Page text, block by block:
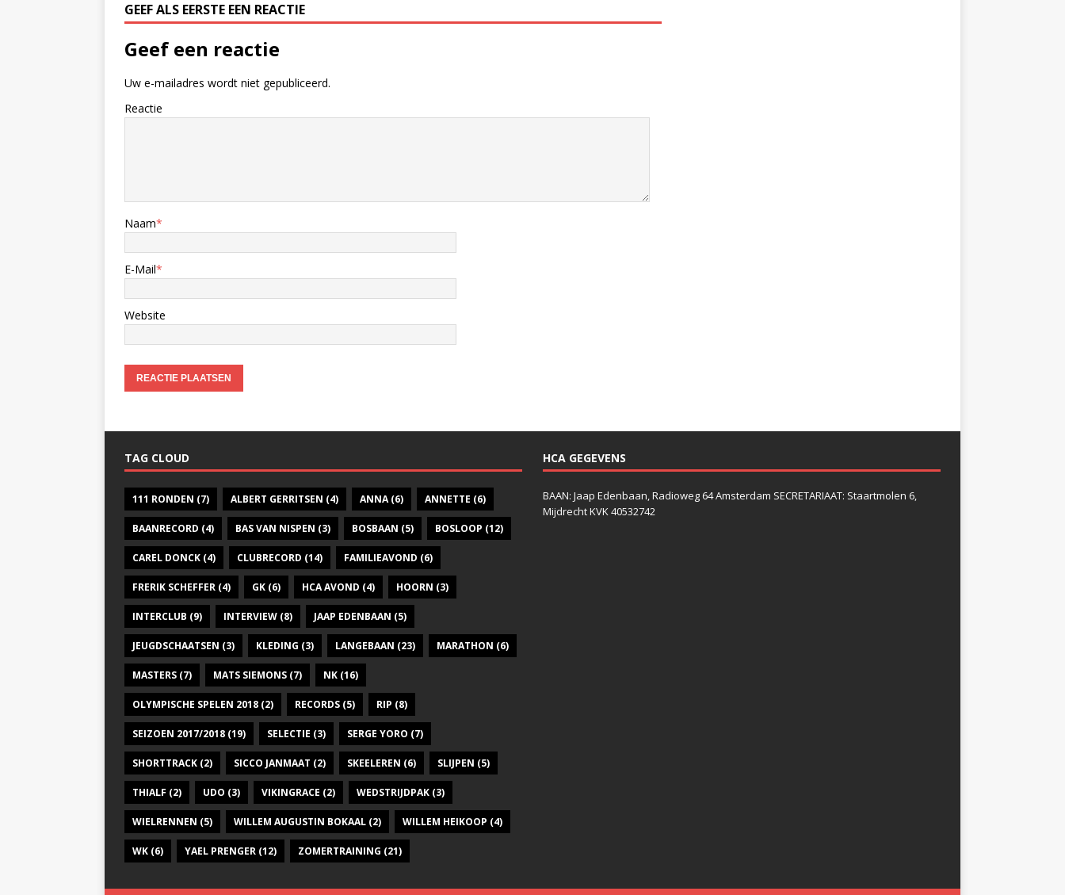
GEEF ALS EERSTE EEN REACTIE
Geef een reactie
Uw e-mailadres wordt niet gepubliceerd.
Reactie
Naam*
E-Mail*
Website
TAG CLOUD
111 RONDEN (7) ALBERT GERRITSEN (4) ANNA(6) ANNETTE (6)
BAANRECORD (4) BAS VAN NISPEN (3) BOSBAAN (5) BOSLOOP (12)
CAREL DONCK (4) CLUBRECORD (14) FAMILIEAVOND (6)
FRERIK SCHEFFER (4) GK (6) HCA AVOND (4) HOORN (3)
INTERCLUB (9) INTERVIEW (8) JAAP EDENBAAN (5)
JEUGDSCHAATSEN (3) KLEDING (3) LANGEBAAN (23) MARATHON (6)
MASTERS (7) MATS SIEMONS (7) NK (16)
OLYMPISCHE SPELEN 2018 (2) RECORDS (5) RIP (8)
SEIZOEN 2017/2018 (19) SELECTIE (3) SERGE YORO (7)
SHORTTRACK (2) SICCO JANMAAT (2) SKEELEREN (6) SLIJPEN (5)
THIALF (2) UDO (3) VIKINGRACE (2) WEDSTRIJDPAK (3)
WIELRENNEN (5) WILLEM AUGUSTIN BOKAAL (2) WILLEM HEIKOOP (4)
WK (6) YAEL PRENGER (12) ZOMERTRAINING (21)
HCA GEGEVENS
BAAN: Jaap Edenbaan, Radioweg 64 Amsterdam SECRETARIAAT: Staartmolen 6,
Mijdrecht KVK 40532742